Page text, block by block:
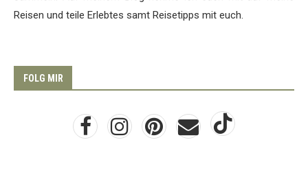
Reisen und teile Erlebtes samt Reisetipps mit euch.
FOLG MIR